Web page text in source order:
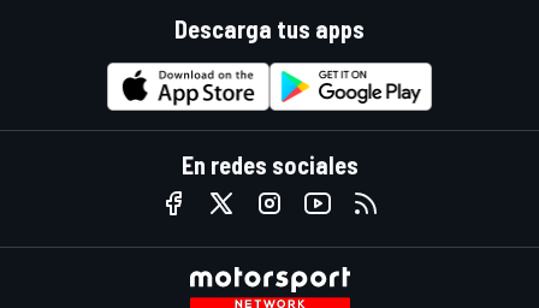
Descarga tus apps
En redes sociales